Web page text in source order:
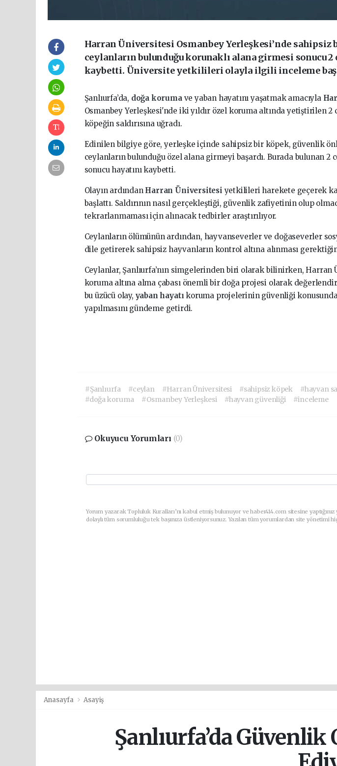
Harran Üniversitesi Osmanbey Yerleşkesi’nde sahipsiz
ceylanların bulunduğu korunaklı alana girmesi sonucu 2
kaybetti. Üniversite yetkilileri olayla ilgili inceleme
Şanlıurfa’da, doğa koruma ve yaban hayatını yaşatmak amacıyla
Osmanbey Yerleşkesi'nde iki yıldır özel koruma altında yetiştirilen 2
köpeğin saldırısına uğradı.
Edinilen bilgiye göre, yerleşke içinde sahipsiz bir köpek, güvenlik
ceylanların bulunduğu özel alana girmeyi başardı. Burada bulunan 2
sonucu hayatını kaybetti.
Olayın ardından Harran Üniversitesiyetkilileri harekete geçerek
başlattı. Saldırının nasıl gerçekleştiği, güvenlik zafiyetinin olup
tekrarlanmaması için alınacak tedbirler araştırılıyor.
Ceylanların ölümünün ardından, hayvanseverler ve doğaseverler
dile getirerek sahipsiz hayvanların kontrol altına alınması
Ceylanlar, Şanlıurfa’nın simgelerinden biri olarak bilinirken,
koruma altına alma çabası önemli bir doğa projesi olarak
bu üzücü olay, yaban hayatıkoruma projelerinin güvenliği
yapılmasını gündeme getirdi.
#Şanlıurfa #ceylan #Harran Üniversitesi #sahipsiz köpek #hayvan
#doğa koruma
#Osmanbey Yerleşkesi #hayvan güvenliği #inceleme
Okuyucu Yorumları (0)
Yorum yazarak Topluluk Kuralları’nı kabul etmiş bulunuyor ve haber414.com sitesine
dolaylı tüm sorumluluğu tek başınıza üstleniyorsunuz. Yazılan tüm yorumlardan site yönetimi
Anasayfa Asayiş
Şanlıurfa’da